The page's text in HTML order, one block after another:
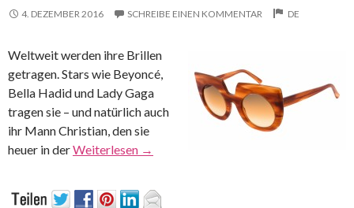
4. DEZEMBER 2016 SCHREIBE EINEN KOMMENTAR DE
Weltweit werden ihre Brillen
getragen. Stars wie Beyoncé,
Bella Hadid und Lady Gaga
tragen sie – und natürlich auch
ihr Mann Christian, den sie
heuer in derWeiterlesen →